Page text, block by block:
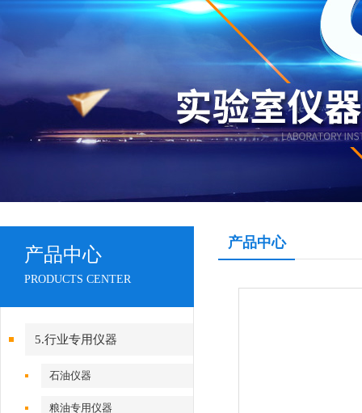
产品中心
PRODUCTS CENTER
5.行业专用仪器
石油仪器
粮油专用仪器
产品中心